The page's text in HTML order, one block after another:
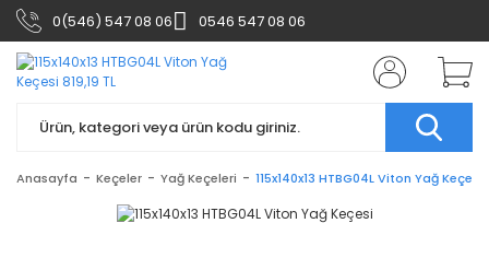
0(546) 547 08 06 0546 547 08 06
Anasayfa Keçeler Yağ Keçeleri 115x140x13 HTBG04L Viton Yağ Keçesi